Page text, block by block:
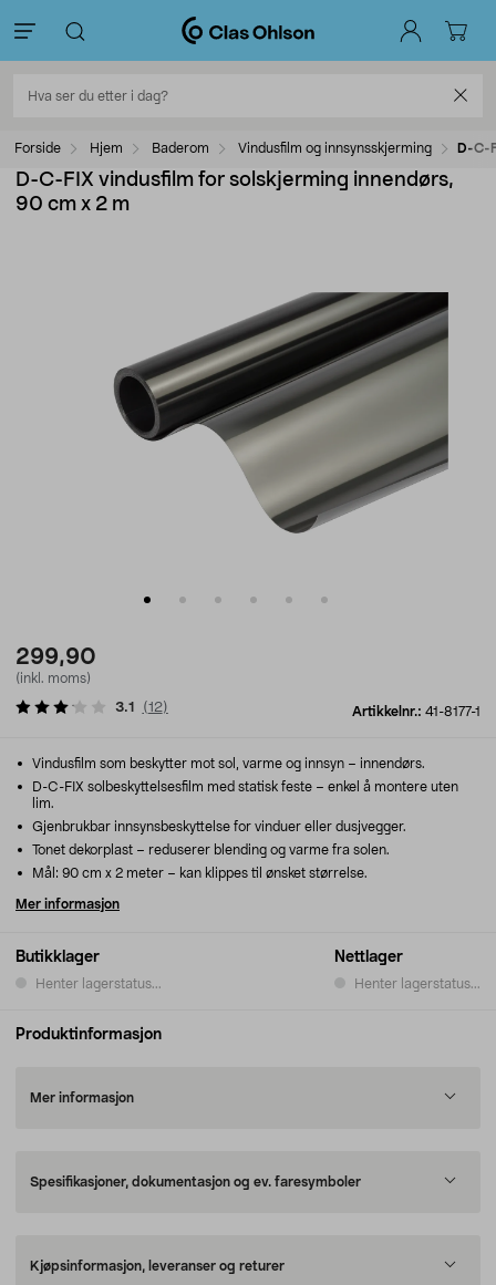
Forside Hjem Baderom Vindusfilm og innsynsskjerming D-C-
D-C-FIX vindusfilm for solskjerming innendørs,
90 cm x 2 m
299,90
(inkl. moms)
Artikkelnr.: 41-8177-1
3.1 (12)
Butikklager
Henter lagerstatus...
Nettlager
Henter lagerstatus...
Vindusfilm som beskytter mot sol, varme og innsyn – innendørs.
D-C-FIX solbeskyttelsesfilm med statisk feste – enkel å montere uten
lim.
Gjenbrukbar innsynsbeskyttelse for vinduer eller dusjvegger.
Tonet dekorplast – reduserer blending og varme fra solen.
Mål: 90 cm x 2 meter – kan klippes til ønsket størrelse.
Mer informasjon
Produktinformasjon
Mer informasjon
Spesifikasjoner, dokumentasjon og ev. faresymboler
Kjøpsinformasjon, leveranser og returer